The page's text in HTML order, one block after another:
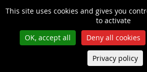
This site uses cookies and gives you
to activate
OK, accept all
Deny all cookies
Privacy policy
Sucrière de la Réunion, d'exercer un
la société Sucrerie de Bois rouge au
avoir davantage de droits que son
conventions conclues entre elles, la
Réunion ne pouvait exercer d'action
de Bois rouge, la cour d'appel a violé